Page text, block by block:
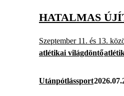
HATALMAS
Szeptember 11. és 13.
atlétikai világdöntő
Utánpótlássport